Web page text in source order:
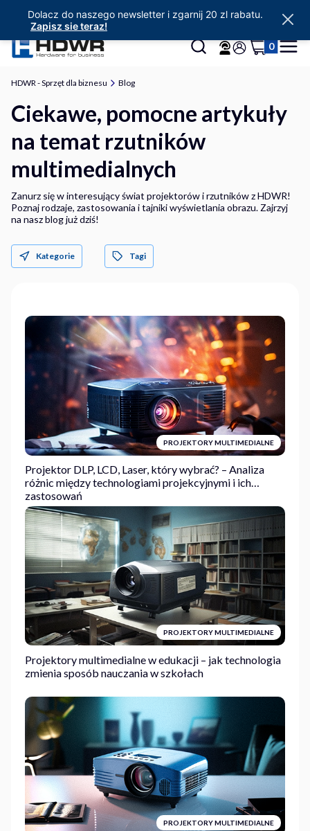
Otwórz wyszukiwarkę
Szukaj Zaloguj się
Produkty w
KoszykMenu
HDWR - Sprzęt dla biznesu Blog
Ciekawe, pomocne artykuły
na temat rzutników
multimedialnych
Zanurz się w interesujący świat projektorów i rzutników z HDWR!
Poznaj rodzaje, zastosowania i tajniki wyświetlania obrazu. Zajrzyj
na nasz blog już dziś!
Kategorie Tagi
PROJEKTORY MULTIMEDIALNE
Projektor DLP, LCD, Laser, który wybrać? – Analiza
różnic między technologiami projekcyjnymi i ich
zastosowań
PROJEKTORY MULTIMEDIALNE
Projektory multimedialne w edukacji – jak technologia
zmienia sposób nauczania w szkołach
PROJEKTORY MULTIMEDIALNE
Dolacz do naszego newsletter i zgarnij 20 zl rabatu.
Zapisz sie teraz!